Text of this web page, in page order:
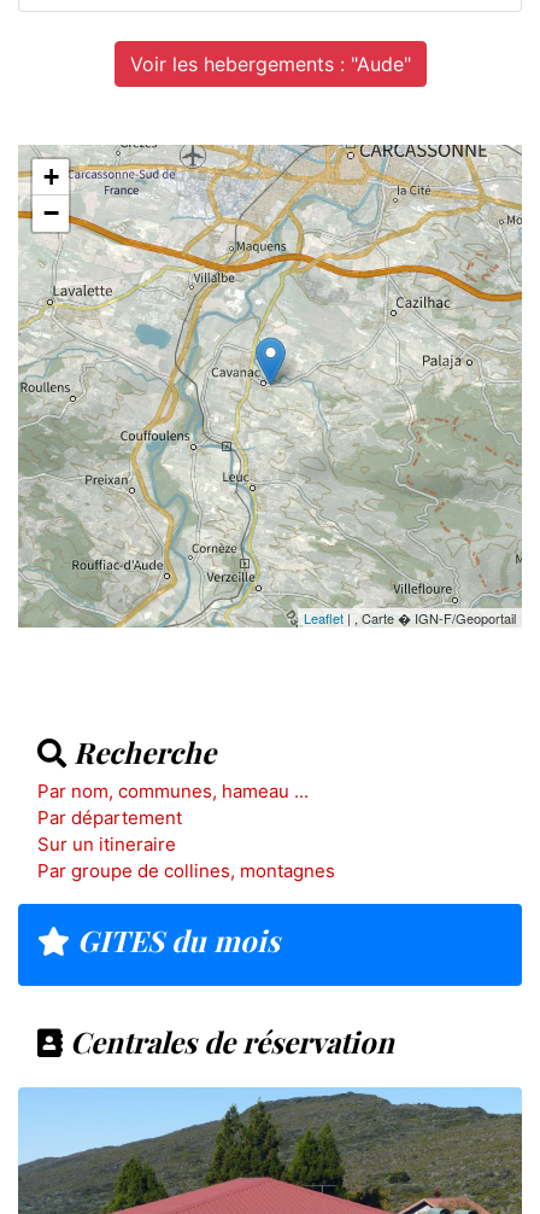
Voir les hebergements : "Aude"
+
−
Leaflet | , Carte � IGN-F/Geoportail
Recherche
Par nom, communes, hameau ...
Par département
Sur un itineraire
Par groupe de collines, montagnes
GITES du mois
Centrales de réservation